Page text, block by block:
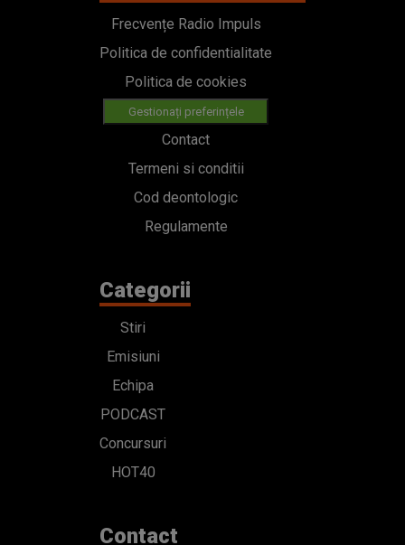
Frecvențe Radio Impuls
Politica de confidentialitate
Politica de cookies
Gestionați preferințele
Contact
Termeni si conditii
Cod deontologic
Regulamente
Categorii
Stiri
Emisiuni
Echipa
PODCAST
Concursuri
HOT40
Contact